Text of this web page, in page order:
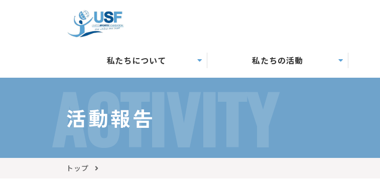
私たちについて 私たちの活動
ACTIVITY
活動報告
トップ